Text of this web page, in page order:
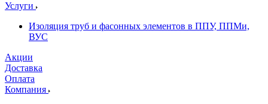
Услуги
Изоляция труб и фасонных элементов в ППУ, ППМи,
ВУС
Акции
Доставка
Оплата
Компания